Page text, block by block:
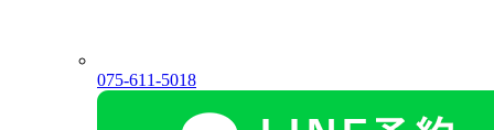
075-611-5018